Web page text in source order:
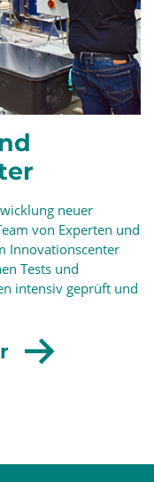
neuer
von Experten und
Innovationscenter
Tests und
intensiv geprüft und